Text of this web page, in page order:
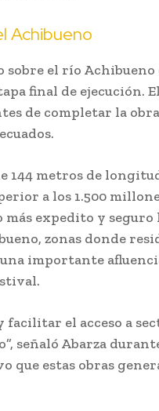
Achibueno
sobre el río Achibueno
final de ejecución. El
de completar la
144 metros de
a los 1.500
expedito y seguro
zonas donde
importante
el acceso a
señaló Abarza
que estas obras